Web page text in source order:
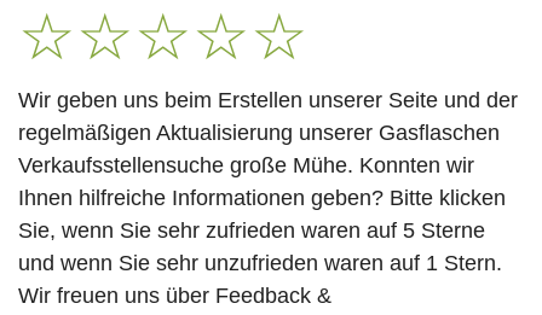
☆☆☆☆☆
Wir geben uns beim Erstellen unserer Seite und der
regelmäßigen Aktualisierung unserer Gasflaschen
Verkaufsstellensuche große Mühe. Konnten wir
Ihnen hilfreiche Informationen geben? Bitte klicken
Sie, wenn Sie sehr zufrieden waren auf 5 Sterne
und wenn Sie sehr unzufrieden waren auf 1 Stern.
Wir freuen uns über Feedback &